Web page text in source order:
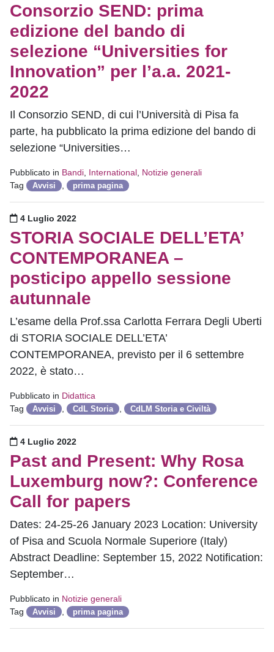
Consorzio SEND: prima
edizione del bando di
selezione “Universities for
Innovation” per l’a.a. 2021-
2022
Il Consorzio SEND, di cui l’Università di Pisa fa
parte, ha pubblicato la prima edizione del bando di
selezione “Universities…
Pubblicato in Bandi International Notizie generali
Tag
Avvisi prima pagina
Pubblicato il
4 Luglio 2022
STORIA SOCIALE DELL’ETA’
CONTEMPORANEA –
posticipo appello sessione
autunnale
L’esame della Prof.ssa Carlotta Ferrara Degli Uberti
di STORIA SOCIALE DELL’ETA’
CONTEMPORANEA, previsto per il 6 settembre
2022, è stato…
Pubblicato in Didattica
Tag
Avvisi CdL Storia CdLM Storia e Civiltà
Pubblicato il
4 Luglio 2022
Past and Present: Why Rosa
Luxemburg now?: Conference
Call for papers
Dates: 24-25-26 January 2023 Location: University
of Pisa and Scuola Normale Superiore (Italy)
Abstract Deadline: September 15, 2022 Notification:
September…
Pubblicato in Notizie generali
Tag
Avvisi prima pagina